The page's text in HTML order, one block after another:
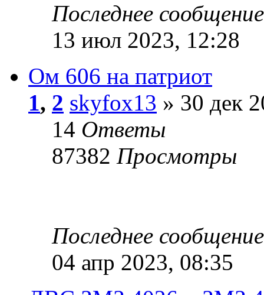
Последнее
13 июл 2023, 12:28
Ом 606 на патриот
1, 2 skyfox13 » 30 дек
14 Ответы
87382 Просмотры
Последнее
04 апр 2023, 08:35